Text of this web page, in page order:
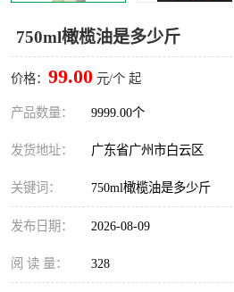
750ml橄榄油是多少斤
价格： 99.00 元/个 起
产品数量： 9999.00个
发货地址： 广东省广州市白云区
关键词： 750ml橄榄油是多少斤
发布日期： 2026-08-09
阅 读 量： 328